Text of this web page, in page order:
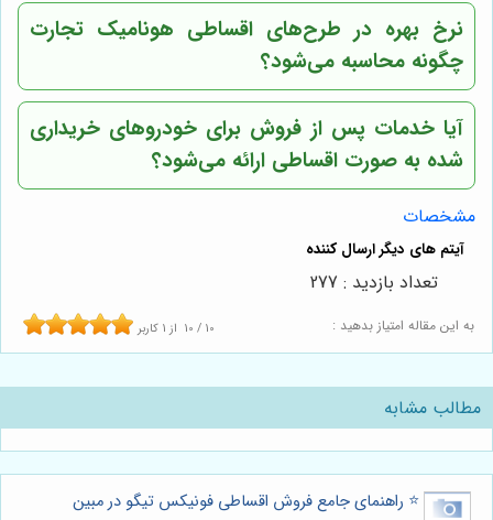
نرخ بهره در طرح‌های اقساطی هونامیک تجارت
چگونه محاسبه می‌شود؟
آیا خدمات پس از فروش برای خودروهای خریداری
شده به صورت اقساطی ارائه می‌شود؟
مشخصات
به این مقاله امتیاز بدهید : 10 / 10 از1 کاربر
تعداد بازدید : 277
مطالب مشابه
⭐️ راهنمای جامع فروش اقساطی فونیکس تیگو در مبین